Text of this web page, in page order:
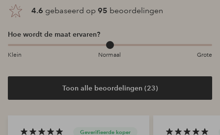
4.6 gebaseerd op 95 beoordelingen
Hoe wordt de maat ervaren?
Klein Normaal Grote
Toon alle beoordelingen (23)
Geverifieerde koper